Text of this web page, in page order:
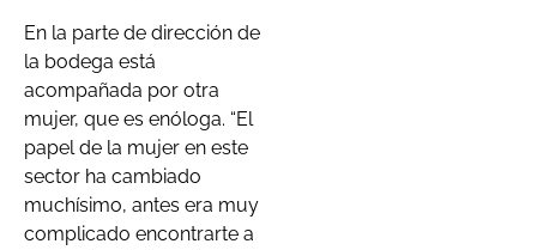
En la parte de dirección de
la bodega está
acompañada por otra
mujer, que es enóloga. “El
papel de la mujer en este
sector ha cambiado
muchísimo, antes era muy
complicado encontrarte a